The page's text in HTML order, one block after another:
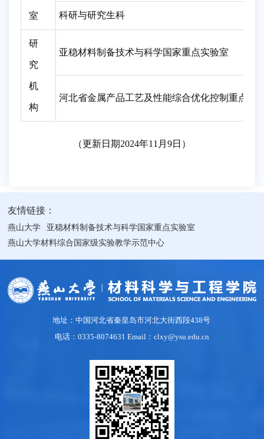
室 科研与研究生科
研
究
机
构
亚稳材料制备技术与科学国家重点实验室
河北省金属产品工艺及性能综合优化控制重点实
（更新日期2024年11月9日）
友情链接：
燕山大学
亚稳材料制备技术与科学国家重点实验室
燕山大学材料综合国家级实验教学示范中心
地址：中国河北省秦皇岛市河北大街西段438号
电话：0335-8074631 Email：clxy@ysu.edu.cn